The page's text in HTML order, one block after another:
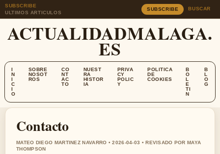
SUBSCRIBE
ULTIMOS ARTICULOS
SUBSCRIBE BUSCAR
ACTUALIDADMALAGA.
ES
I
N
I
C
I
O
SOBRE
NOSOT
ROS
CO
NT
AC
TO
NUEST
RA
HISTOR
IA
PRIVA
CY
POLIC
Y
POLITICA
DE
COOKIES
B
O
L
E
TI
N
B
L
O
G
Contacto
MATEO DIEGO MARTINEZ NAVARRO • 2026-04-03 • REVISADO POR MAYA
THOMPSON